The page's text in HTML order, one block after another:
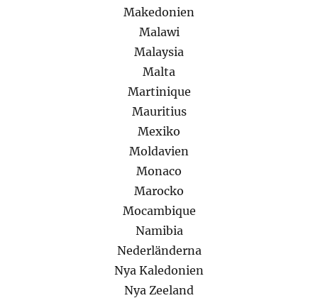
Makedonien
Malawi
Malaysia
Malta
Martinique
Mauritius
Mexiko
Moldavien
Monaco
Marocko
Mocambique
Namibia
Nederländerna
Nya Kaledonien
Nya Zeeland